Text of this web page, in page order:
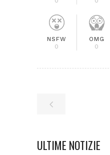
NSFW
0
OMG
0
ULTIME NOTIZIE